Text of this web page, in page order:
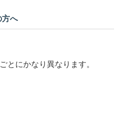
方へ
とにかなり異なります。